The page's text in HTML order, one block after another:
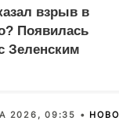
взрыв в
Появилась
Зеленским
2026, 09:35 •